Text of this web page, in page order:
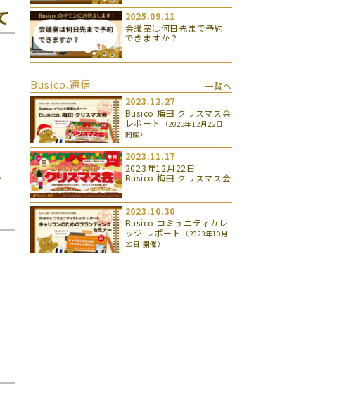
2025.09.11
会議室は何日先まで予約
できますか？
Busico.通信
一覧へ
2023.12.27
Busico.梅田 クリスマス会
レポート
（2023年12月22日
開催）
2023.11.17
2023年12月22日
Busico.梅田 クリスマス会
2023.10.30
Busico.コミュニティカレ
ッジ レポート
（2023年10月
20日 開催）